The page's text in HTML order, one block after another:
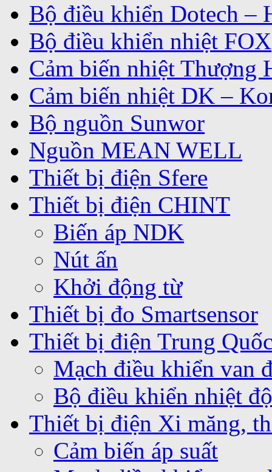
Bộ điều khiển Dotech –
Bộ điều khiển nhiệt FOX
Cảm biến nhiệt Thượng
Cảm biến nhiệt DK –
Bộ nguồn Sunwor
Nguồn MEAN WELL
Thiết bị điện Sfere
Thiết bị điện CHINT
Biến áp NDK
Nút ấn
Khởi động từ
Thiết bị đo Smartsensor
Thiết bị điện Trung
Mạch điều khiển van
Bộ điều khiển nhiệt
Thiết bị điện Xi măng,
Cảm biến áp suất